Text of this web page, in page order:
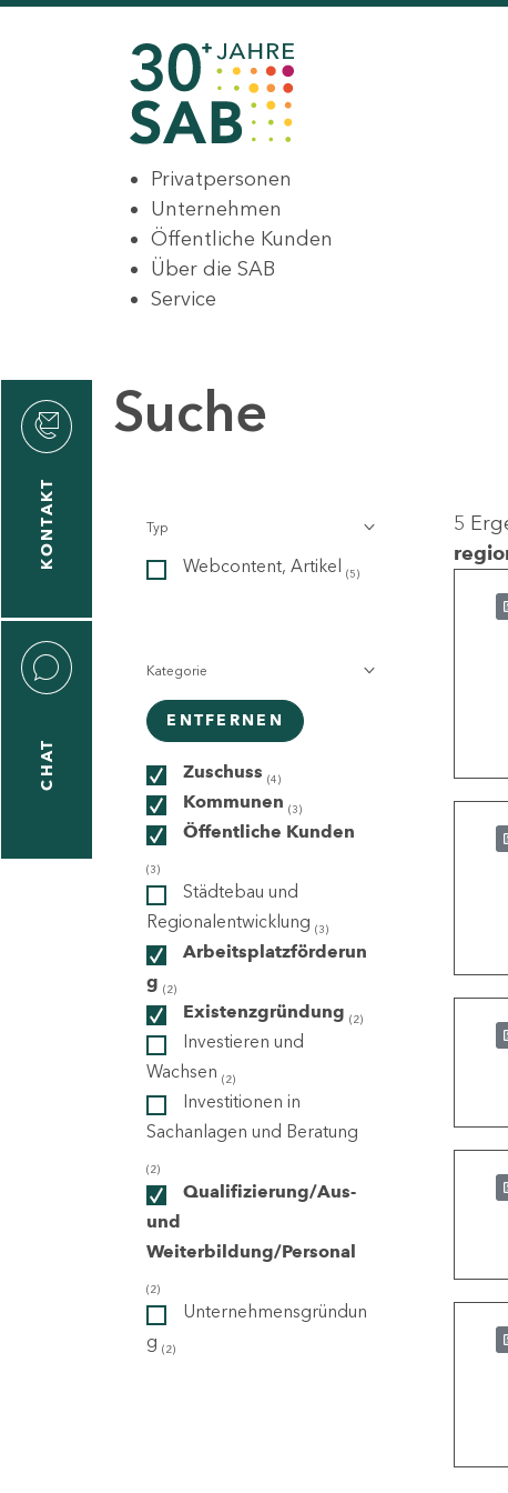
Privatpersonen
Unternehmen
Öffentliche Kunden
Über die SAB
Service
KONTAKT
CHAT
Suche
Typ
Webcontent, Artikel (5)
Kategorie
ENTFERNEN
Zuschuss (4)
Kommunen (3)
Öffentliche Kunden
(3)
Städtebau und
Regionalentwicklung (3)
Arbeitsplatzförderun
g (2)
Existenzgründung (2)
Investieren und
Wachsen (2)
Investitionen in
Sachanlagen und Beratung
(2)
Qualifizierung/Aus-
und
Weiterbildung/Personal
(2)
Unternehmensgründun
g (2)
5